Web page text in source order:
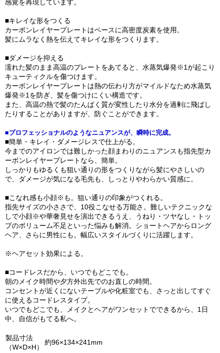
感覚を再現しています。
■キレイな形をつくる
カーボンレイヤープレートはベースに高密度炭素を使用。
髪にムラなく熱を伝えてキレイな形をつくります。
■ダメージを抑える
濡れた髪のまま高温のプレートをあてると、水蒸気爆発※1が起こり
キューティクルを傷つけます。
カーボンレイヤープレートは熱の伝わり方がマイルドなため水蒸気
爆発※1を防ぎ、髪を傷つけにくい構造です。
また、高温の熱で髪のたんぱく質が変性したり水分を過剰に飛ばし
たりすることがありますが、防ぐことができます。
■プロフェッショナルのようなニュアンスが、瞬時に完成。
■簡単・キレイ・ダメージレスで仕上がる。
今までのアイロンでは難しかった顔まわりのニュアンスも指先型カ
ーボンレイヤープレートなら、簡単。
しっかりもゆるくも狙い通りの形をつくりながら髪にやさしいの
で、ダメージが気になる毛先も、しっとりやわらかい質感に。
■こなれ感も小顔※も。狙い通りの印象がつくれる。
指先サイズの小ささで、10役こなせる万能さ。難しいテクニックな
しで小顔※や華奢見せを演出できるうえ、うねり・ツヤなし・トッ
プのボリューム不足といった悩みも解消。ショートヘアからロング
ヘア、さらに男性にも。幅広いスタイルづくりに活躍します。
※ヘアセット効果による。
■コードレスだから、いつでもどこでも。
朝のメイク時間や夕方外出先でのお直しの時間。
コンセントが近くにないテーブルや化粧室でも、さっと出してすぐ
に使えるコードレスタイプ。
いつでもどこでも、メイクとヘアがワンセットでできるから、1日
中、自信がもてる私へ。
製品寸法
（W×D×H）
約96×134×241mm